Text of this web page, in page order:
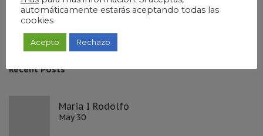
Recent Posts
Maria I Rodolfo
May 30
automáticamente estarás aceptando todas las
cookies
Acepto Rechazo